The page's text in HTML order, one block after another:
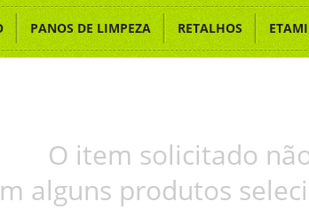
PANOS DE LIMPEZA RETALHOS
O item solicitado
alguns produtos